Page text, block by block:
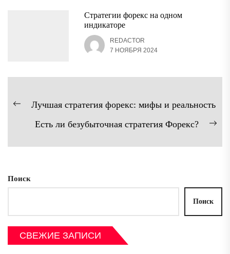
Стратегии форекс на одном
индикаторе
REDACTOR
7 НОЯБРЯ 2024
Навигация
Предыдущая
запись:
Лучшая стратегия форекс: мифы и реальность
Есть ли безубыточная стратегия Форекс?
Поиск
Поиск
СВЕЖИЕ ЗАПИСИ